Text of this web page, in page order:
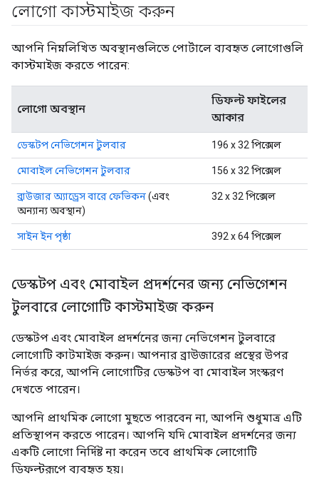
লোগো কাস্টমাইজ করুন
আপনি নিম্নলিখিত অবস্থানগুলিতে পোর্টালে ব্যবহৃত লোগোগুলি
কাস্টমাইজ করতে পারেন:
লোগো অবস্থান
ডিফল্ট ফাইলের
আকার
ডেস্কটপ নেভিগেশন টুলবার 196 x 32 পিক্সেল
মোবাইল নেভিগেশন টুলবার 156 x 32 পিক্সেল
ব্রাউজার অ্যাড্রেস বারে ফেভিকন(এবং
অন্যান্য অবস্থান)
32 x 32 পিক্সেল
সাইন ইন পৃষ্ঠা 392 x 64 পিক্সেল
ডেস্কটপ এবং মোবাইল প্রদর্শনের জন্য নেভিগেশন
টুলবারে লোগোটি কাস্টমাইজ করুন
ডেস্কটপ এবং মোবাইল প্রদর্শনের জন্য নেভিগেশন টুলবারে
লোগোটি কাটমাইজ করুন। আপনার ব্রাউজারের প্রস্থের উপর
নির্ভর করে, আপনি লোগোটির ডেস্কটপ বা মোবাইল সংস্করণ
দেখতে পারেন।
আপনি প্রাথমিক লোগো মুছতে পারবেন না, আপনি শুধুমাত্র এটি
প্রতিস্থাপন করতে পারেন। আপনি যদি মোবাইল প্রদর্শনের জন্য
একটি লোগো নির্দিষ্ট না করেন তবে প্রাথমিক লোগোটি
ডিফল্টরূপে ব্যবহৃত হয়।